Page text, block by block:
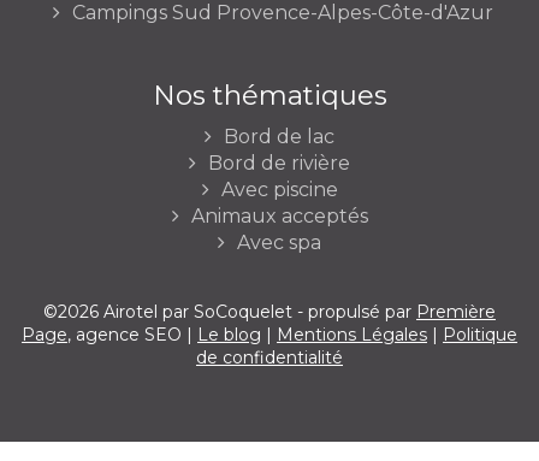
Campings Sud Provence-Alpes-Côte-d'Azur
Nos thématiques
Bord de lac
Bord de rivière
Avec piscine
Animaux acceptés
Avec spa
©2026 Airotel par SoCoquelet - propulsé par Première
Page, agence SEO | Le blog Mentions Légales
Politique
de confidentialité